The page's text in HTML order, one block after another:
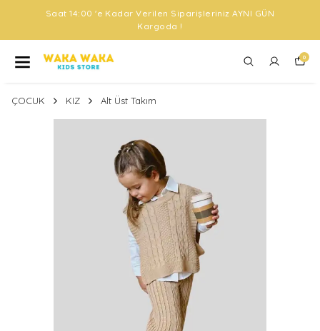
Saat 14:00 'e Kadar Verilen Siparişleriniz AYNI GÜN
Kargoda !
0
ÇOCUK KIZ Alt Üst Takım